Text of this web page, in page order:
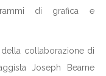
di grafica e
collaborazione di
Joseph Bearne